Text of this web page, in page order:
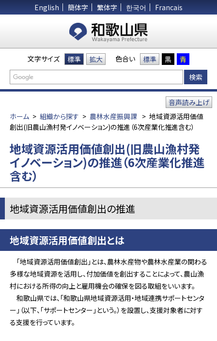
English 簡体字 繁体字 한국어 Francais
文字サイズ 標準 拡大 色合い 標準 黒 青
ホーム > 組織から探す > 農林水産振興課 > 地域資源活用価値
創出(旧農山漁村発イノベーション)の推進（6次産業化推進含む）
音声読み上げ
地域資源活用価値創出(旧農山漁村発
イノベーション)の推進（6次産業化推進
含む）
地域資源活用価値創出の推進
地域資源活用価値創出とは
「地域資源活用価値創出」とは、農林水産物や農林水産業の関わる
多様な地域資源を活用し、付加価値を創出することによって、農山漁
村における所得の向上と雇用機会の確保を図る取組をいいます。
和歌山県では、「和歌山県地域資源活用・地域連携サポートセンタ
ー」（以下、「サポートセンター」という。）を設置し、支援対象者に対す
る支援を行っています。